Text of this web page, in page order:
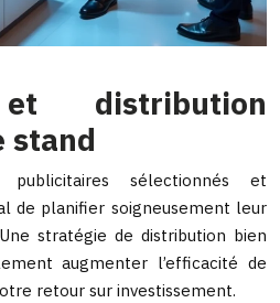
distribution
stand
sélectionnés et
de planifier soigneusement leur
stratégie de distribution bien
augmenter l’efficacité de
retour sur investissement.